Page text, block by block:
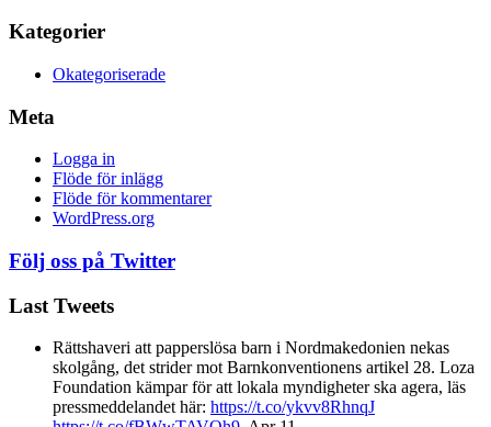
Kategorier
Okategoriserade
Meta
Logga in
Flöde för inlägg
Flöde för kommentarer
WordPress.org
Följ oss på Twitter
Last Tweets
Rättshaveri att papperslösa barn i Nordmakedonien nekas
skolgång, det strider mot Barnkonventionens artikel 28. Loza
Foundation kämpar för att lokala myndigheter ska agera, läs
pressmeddelandet här: https://t.co/ykvv8RhnqJ